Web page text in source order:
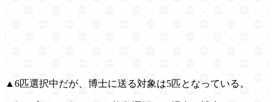
▲6匹選択中だが、博士に送る対象は5匹となっている。